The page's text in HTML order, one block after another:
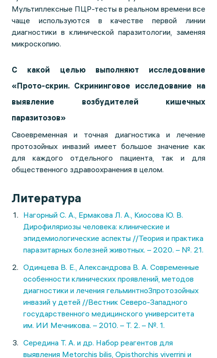
Мультиплексные ПЦР-тесты в реальном времени все
чаще используются в качестве первой линии
диагностики в клинической паразитологии, заменяя
микроскопию.
С какой целью выполняют исследование
«Прото-скрин. Скрининговое исследование на
выявление возбудителей кишечных
паразитозов»
Своевременная и точная диагностика и лечение
протозойных инвазий имеет большое значение как
для каждого отдельного пациента, так и для
общественного здравоохранения в целом.
Литература
Нагорный С. А., Ермакова Л. А., Киосова Ю. В.
Дирофиляриозы человека: клинические и
эпидемиологические аспекты //Теория и практика
паразитарных болезней животных. – 2020. – №. 21.
Одинцева В. Е., Александрова В. А. Современные
особенности клинических проявлений, методов
диагностики и лечения гельминтно3протозойных
инвазий у детей //Вестник Северо-Западного
государственного медицинского университета
им. ИИ Мечникова. – 2010. – Т. 2. – №. 1.
Середина Т. А. и др. Набор реагентов для
выявления Metorchis bilis, Opisthorchis viverrini и